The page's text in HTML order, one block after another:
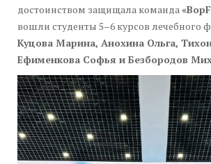
достоинством защищала команда
вошли студенты 5–6 курсов лечебного
Куцова Марина, Анохина Ольга,
Ефименкова Софья и Безбородов